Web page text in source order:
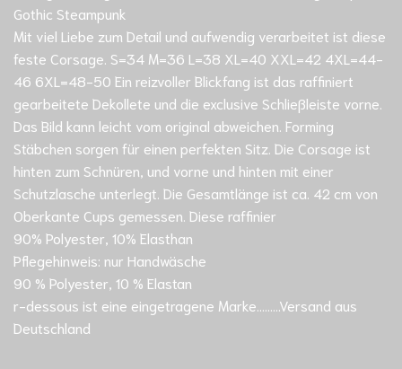
Gothic Steampunk
Mit viel Liebe zum Detail und aufwendig verarbeitet ist diese
feste Corsage. S=34 M=36 L=38 XL=40 XXL=42 4XL=44-
46 6XL=48-50 Ein reizvoller Blickfang ist das raffiniert
gearbeitete Dekollete und die exclusive Schließleiste vorne.
Das Bild kann leicht vom original abweichen. Forming
Stäbchen sorgen für einen perfekten Sitz. Die Corsage ist
hinten zum Schnüren, und vorne und hinten mit einer
Schutzlasche unterlegt. Die Gesamtlänge ist ca. 42 cm von
Oberkante Cups gemessen. Diese raffinier
90% Polyester, 10% Elasthan
Pflegehinweis: nur Handwäsche
90 % Polyester, 10 % Elastan
r-dessous ist eine eingetragene Marke………Versand aus
Deutschland